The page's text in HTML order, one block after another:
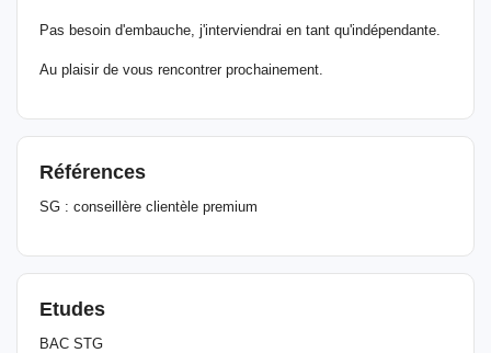
Pas besoin d'embauche, j'interviendrai en tant qu'indépendante.
Au plaisir de vous rencontrer prochainement.
Références
SG : conseillère clientèle premium
Etudes
BAC STG